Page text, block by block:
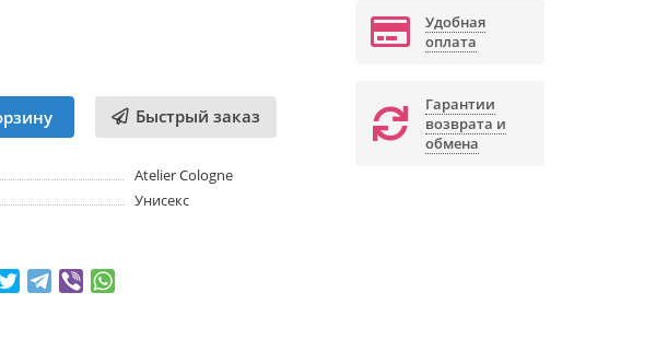
Быстрый заказ
Atelier Cologne
Унисекс
Удобная
оплата
Гарантии
возврата и
обмена